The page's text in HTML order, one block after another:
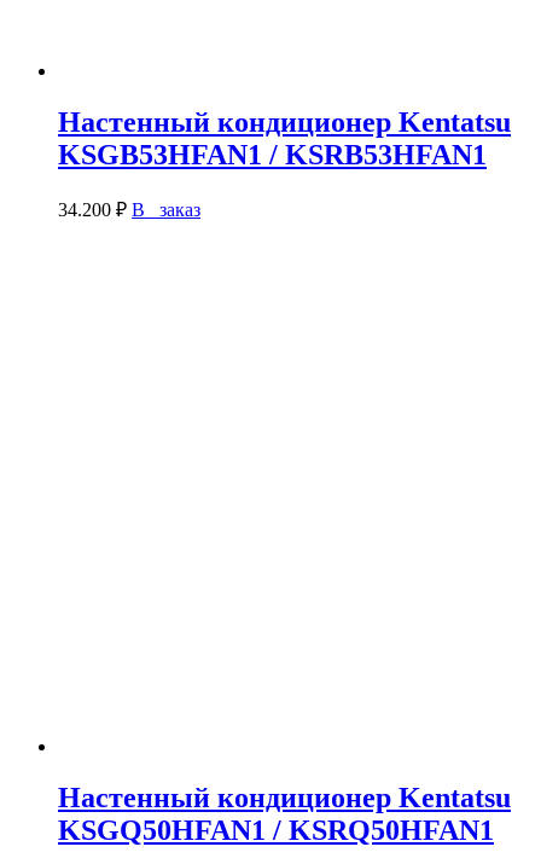
Настенный кондиционер Kentatsu
KSGB53HFAN1 / KSRB53HFAN1
34.200 ₽ В заказ
Настенный кондиционер Kentatsu
KSGQ50HFAN1 / KSRQ50HFAN1